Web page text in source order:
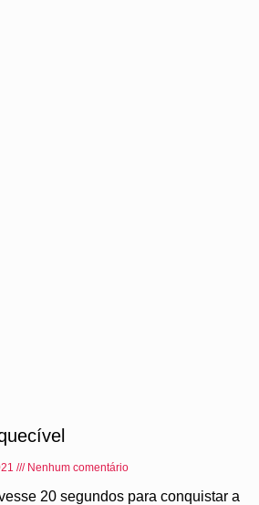
Nenhum comentário
20 segundos para conquistar a